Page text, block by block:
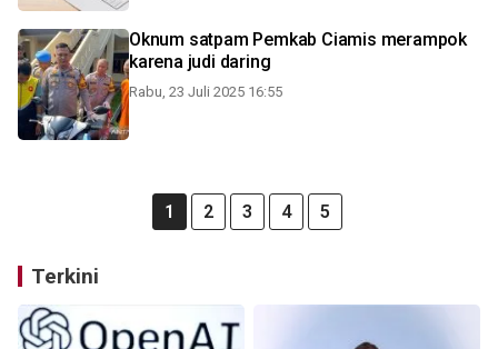
Oknum satpam Pemkab Ciamis merampok
karena judi daring
Rabu, 23 Juli 2025 16:55
1 2 3 4 5
Terkini